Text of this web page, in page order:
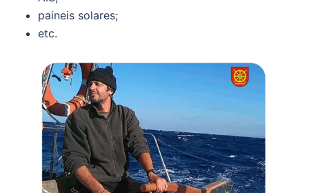
paineis solares;
etc.